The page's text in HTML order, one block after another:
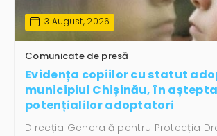
3 August, 2026
Comunicate de presă
Evidența copiilor cu statut
municipiul Chișinău, în
potențialilor adoptatori
Direcția Generală pentru Protecția